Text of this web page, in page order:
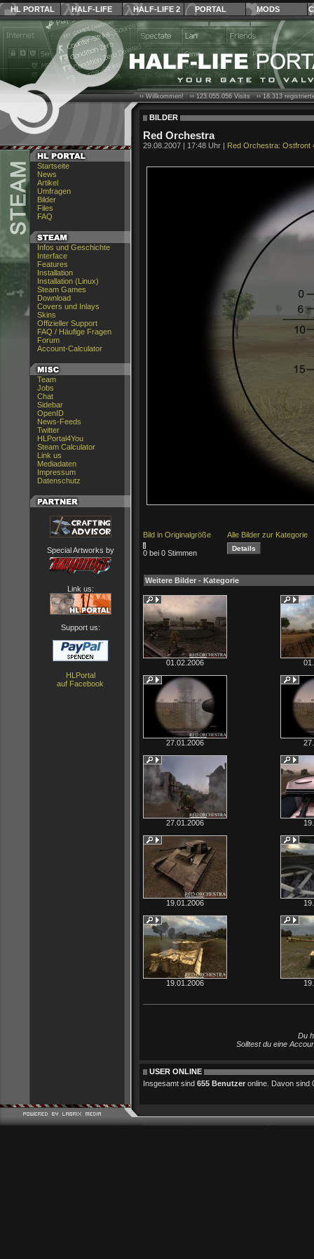
HL PORTAL HALF-LIFE HALF-LIFE 2 PORTAL MODS
Startseite
News
Artikel
Umfragen
Bilder
Files
FAQ
Infos und Geschichte
Interface
Features
Installation
Installation (Linux)
Steam Games
Download
Covers und Inlays
Skins
Offizieller Support
FAQ / Häufige Fragen
Forum
Account-Calculator
Team
Jobs
Chat
Sidebar
OpenID
News-Feeds
Twitter
HLPortal4You
Steam Calculator
Link us
Mediadaten
Impressum
Datenschutz
Special Artworks by
Link us:
Support us:
HLPortal
auf Facebook
›› Willkommen! ››123.055.056Visits ››18.313
BILDER
Red Orchestra
29.08.2007 | 17:48 Uhr | Red Orchestra: Ostfront
Bild in Originalgröße Alle Bilder zur Kategorie
0 bei 0 Stimmen
Weitere Bilder - Kategorie
01.02.2006
27.01.2006
27.01.2006
19.01.2006
19.01.2006
Du
Solltest du eine
USER ONLINE
Insgesamt sind 655 Benutzer online. Davon sind